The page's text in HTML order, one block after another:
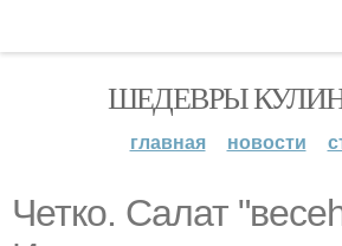
ШЕДЕВРЫ
главная новости
Четко. Салат